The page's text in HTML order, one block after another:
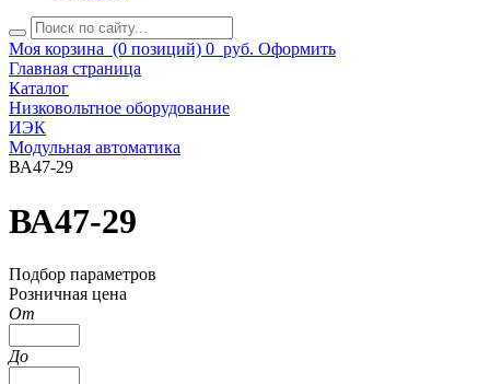
Моя корзина (0 позиций) 0 руб. Оформить
Главная страница
Каталог
Низковольтное оборудование
ИЭК
Модульная автоматика
ВА47-29
ВА47-29
Подбор параметров
Розничная цена
От
До